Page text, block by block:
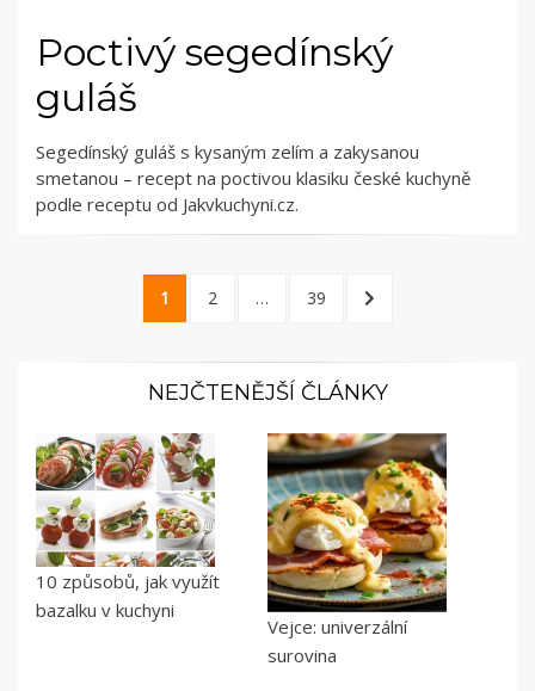
Poctivý segedínský
guláš
Segedínský guláš s kysaným zelím a zakysanou
smetanou – recept na poctivou klasiku české kuchyně
podle receptu od Jakvkuchyni.cz.
Stránkování
příspěvků
PAGE
1 PAGE
2 … PAGE
39
NEXT
NEJČTENĚJŠÍ ČLÁNKY
10 způsobů, jak využít
bazalku v kuchyni
Vejce: univerzální
surovina